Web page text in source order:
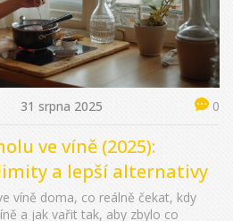
31 srpna 2025 0
ve víně (2025):
a lepší alternativy
víně doma, co reálně čekat, kdy
a jak vařit tak, aby zbylo co